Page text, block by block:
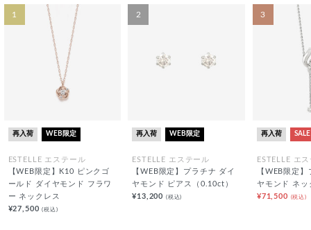
1
再入荷 WEB限定
ESTELLE エステール
【WEB限定】K10 ピンクゴ
ールド ダイヤモンド フラワ
ー ネックレス
¥27,500(税込)
2
再入荷 WEB限定
ESTELLE エステール
【WEB限定】プラチナ ダイ
ヤモンド ピアス（0.10ct）
¥13,200 (税込)
3
再入荷 SALE
ESTELLE エ
【WEB限定
ヤモンド ネッ
¥71,500 (税込)